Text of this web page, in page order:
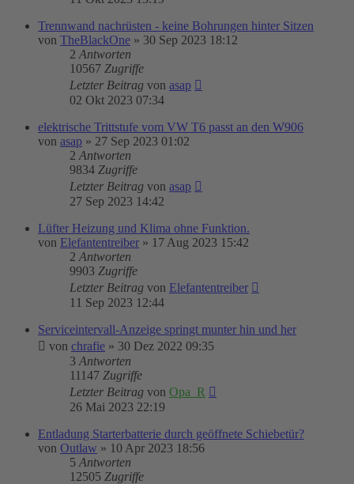
Trennwand nachrüsten - keine Bohrungen hinter Sitzen
von TheBlackOne » 30 Sep 2023 18:12
2 Antworten
10567 Zugriffe
Letzter Beitrag von asap
02 Okt 2023 07:34
elektrische Trittstufe vom VW T6 passt an den W906
von asap » 27 Sep 2023 01:02
2 Antworten
9834 Zugriffe
Letzter Beitrag von asap
27 Sep 2023 14:42
Lüfter Heizung und Klima ohne Funktion.
von Elefantentreiber » 17 Aug 2023 15:42
2 Antworten
9903 Zugriffe
Letzter Beitrag von Elefantentreiber
11 Sep 2023 12:44
Serviceintervall-Anzeige springt munter hin und her
von chrafie » 30 Dez 2022 09:35
3 Antworten
11147 Zugriffe
Letzter Beitrag von Opa_R
26 Mai 2023 22:19
Entladung Starterbatterie durch geöffnete Schiebetür?
von Outlaw » 10 Apr 2023 18:56
5 Antworten
12505 Zugriffe